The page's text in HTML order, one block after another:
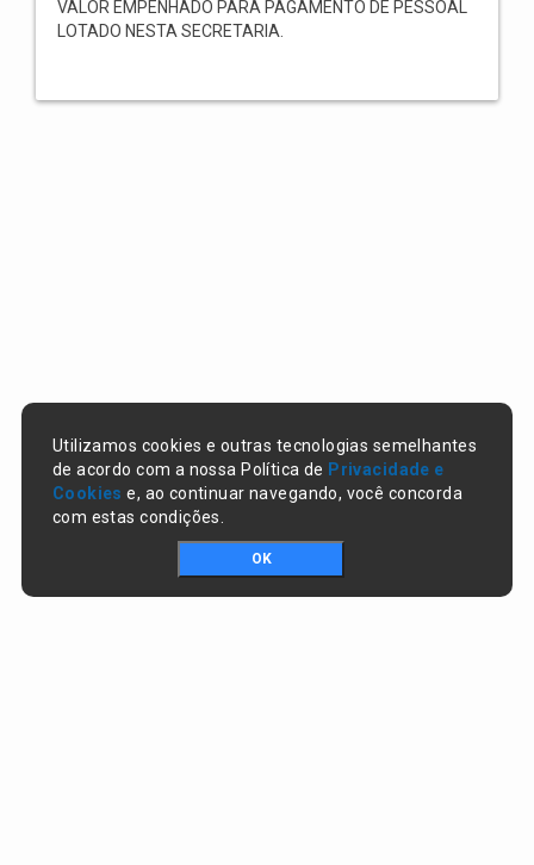
VALOR EMPENHADO PARA PAGAMENTO DE PESSOAL
LOTADO NESTA SECRETARIA.
Utilizamos cookies e outras tecnologias semelhantes
de acordo com a nossa Política de Privacidade e
Cookies e, ao continuar navegando, você concorda
com estas condições.
OK